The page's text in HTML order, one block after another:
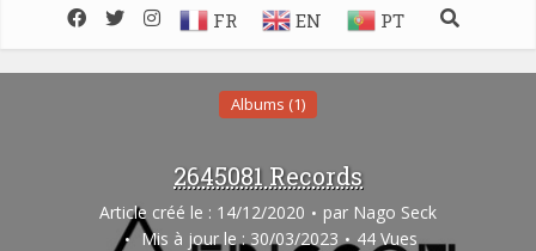
FR EN PT
Albums (1)
2645081 Records
Article créé le : 14/12/2020 par Nago Seck
Mis à jour le : 30/03/2023
44 Vues